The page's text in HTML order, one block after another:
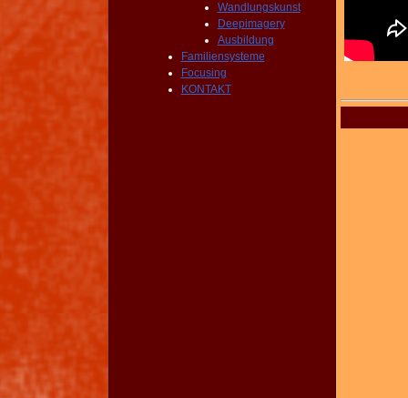
Wandlungskunst
Deepimagery
Ausbildung
Familiensysteme
Focusing
KONTAKT